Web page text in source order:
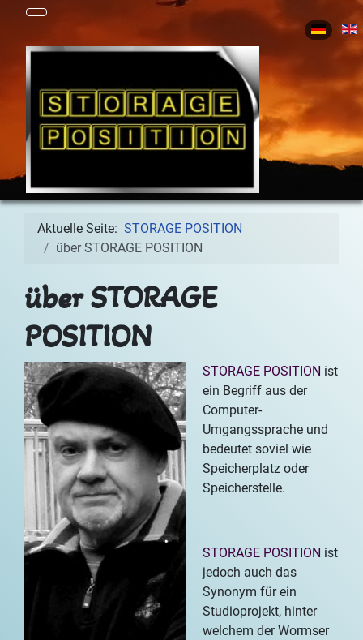
Sprache
Aktuelle Seite: STORAGE POSITION
über STORAGE POSITION
über STORAGE
POSITION
STORAGE POSITION ist
ein Begriff aus der
Computer-
Umgangssprache und
bedeutet soviel wie
Speicherplatz oder
Speicherstelle.
STORAGE POSITION ist
jedoch auch das
Synonym für ein
Studioprojekt, hinter
welchem der Wormser